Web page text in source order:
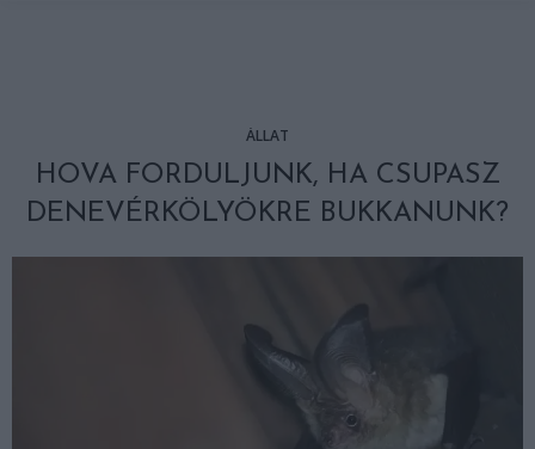
ÁLLAT
HOVA FORDULJUNK, HA CSUPASZ
DENEVÉRKÖLYÖKRE BUKKANUNK?